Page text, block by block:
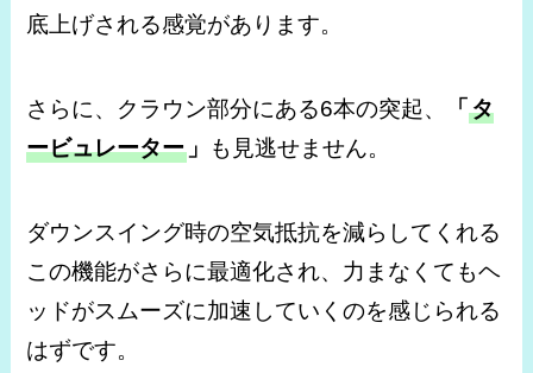
底上げされる感覚があります。
さらに、クラウン部分にある6本の突起、 「タ
ービュレーター 」 も見逃せません。
ダウンスイング時の空気抵抗を減らしてくれる
この機能がさらに最適化され、力まなくてもヘ
ッドがスムーズに加速していくのを感じられる
はずです。